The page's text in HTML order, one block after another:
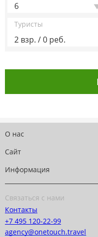
6
Туристы
2 взр. / 0 реб.
О нас
Сайт
Информация
Связаться с нами
Контакты
+7 495 120-22-99
agency@onetouch.travel